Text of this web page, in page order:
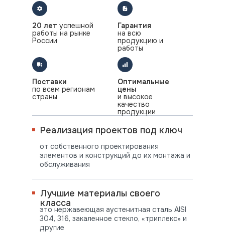
это нержавеющая аустенитная сталь AISI
304, 316, закаленное стекло, «триплекс» и
другие
от собственного проектирования
элементов и конструкций до их монтажа и
обслуживания
Лучшие материалы своего
класса
Реализация проектов под ключ
20 лет успешной
работы на рынке
России
Гарантия
на всю
продукцию и
работы
Оптимальные
цены
и высокое
качество
продукции
Поставки
по всем регионам
страны